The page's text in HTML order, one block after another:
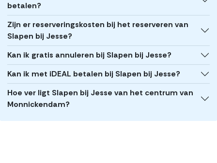
betalen?
Zijn er reserveringskosten bij het reserveren van
Slapen bij Jesse?
Kan ik gratis annuleren bij Slapen bij Jesse?
Kan ik met iDEAL betalen bij Slapen bij Jesse?
Hoe ver ligt Slapen bij Jesse van het centrum van
Monnickendam?